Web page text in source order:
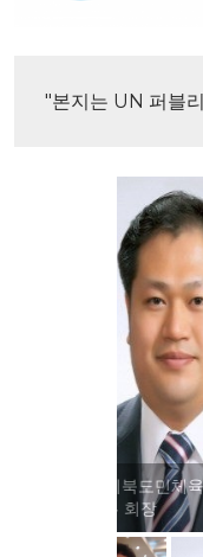
"본지는 UN 퍼블
(인터뷰)
문화, 임홍